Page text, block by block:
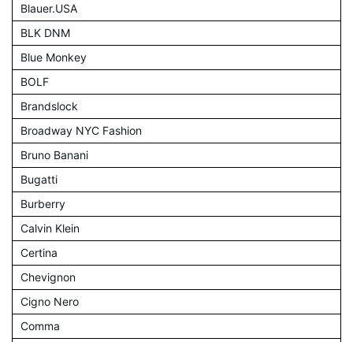
Blauer.USA
BLK DNM
Blue Monkey
BOLF
Brandslock
Broadway NYC Fashion
Bruno Banani
Bugatti
Burberry
Calvin Klein
Certina
Chevignon
Cigno Nero
Comma